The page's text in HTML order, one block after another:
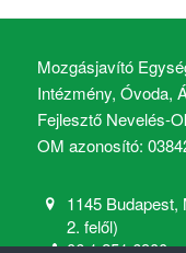
Mozgásjavító
Intézmény, Óvoda,
Fejlesztő Nevelés-
OM azonosító:
1145 Budapest,
2. felől)